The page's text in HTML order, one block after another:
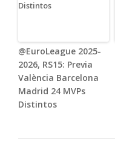
@EuroLeague 2025-
2026, RS15: Previa
València Barcelona
Madrid 24 MVPs
Distintos